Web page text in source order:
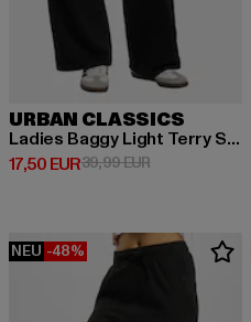
URBAN CLASSICS
Ladies Baggy Light Terry Sweat Pants
17,50 EUR
Derzeitiger Preis: 17,50 EUR
39,99 EURAktionspreis:
NEU -48%